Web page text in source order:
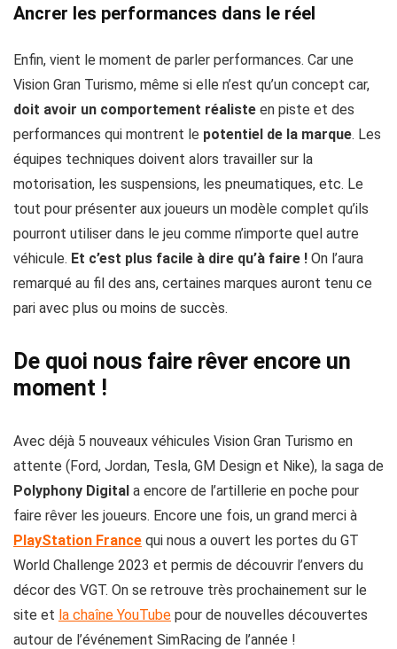
Ancrer les performances dans le réel
Enfin, vient le moment de parler performances. Car une
Vision Gran Turismo, même si elle n’est qu’un concept car,
doit avoir un comportement réaliste en piste et des
performances qui montrent le potentiel de la marque. Les
équipes techniques doivent alors travailler sur la
motorisation, les suspensions, les pneumatiques, etc. Le
tout pour présenter aux joueurs un modèle complet qu’ils
pourront utiliser dans le jeu comme n’importe quel autre
véhicule. Et c’est plus facile à dire qu’à faire ! On l’aura
remarqué au fil des ans, certaines marques auront tenu ce
pari avec plus ou moins de succès.
De quoi nous faire rêver encore un
moment !
Avec déjà 5 nouveaux véhicules Vision Gran Turismo en
attente (Ford, Jordan, Tesla, GM Design et Nike), la saga de
Polyphony Digital a encore de l’artillerie en poche pour
faire rêver les joueurs. Encore une fois, un grand merci à
PlayStation France qui nous a ouvert les portes du GT
World Challenge 2023 et permis de découvrir l’envers du
décor des VGT. On se retrouve très prochainement sur le
site et la chaîne YouTube pour de nouvelles découvertes
autour de l’événement SimRacing de l’année !